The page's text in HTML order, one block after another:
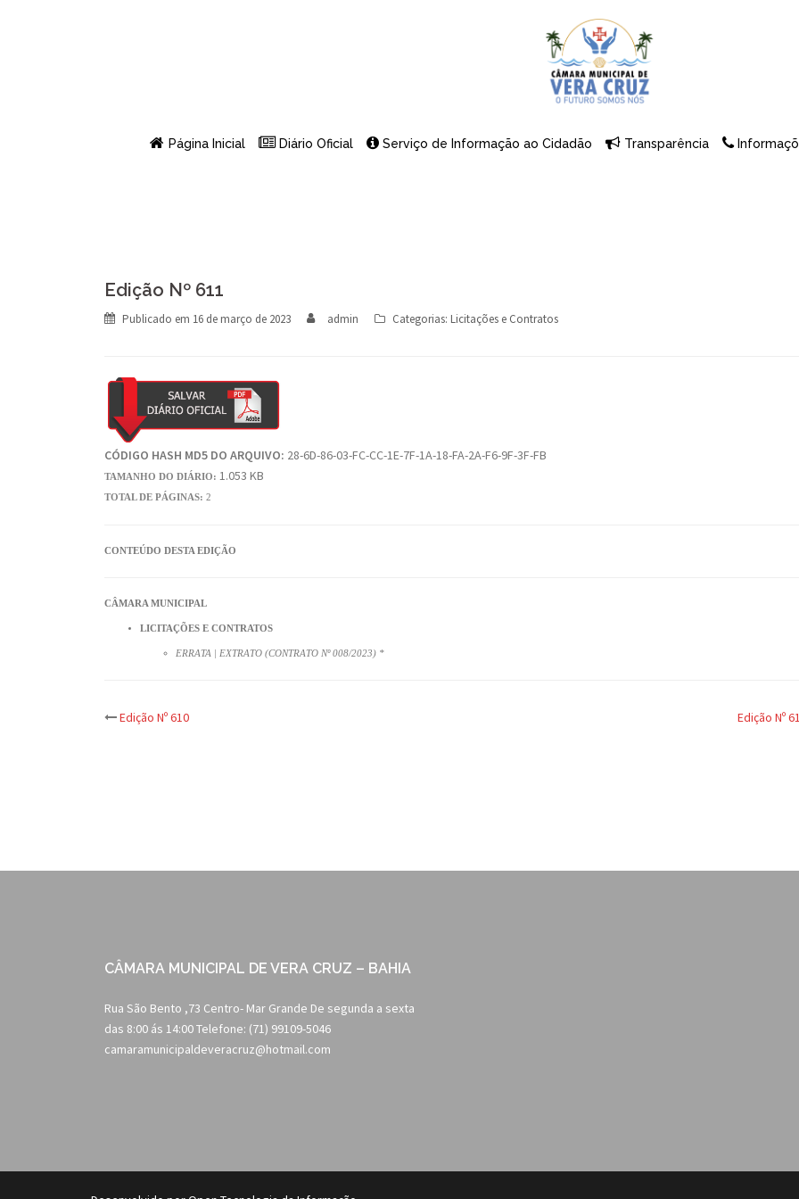
Página Inicial Diário Oficial Serviço de Informação ao Cidadão Transparência
Edição Nº 611
Publicado em 16 de março de 2023 admin Categorias: Licitações e Contratos
CÓDIGO HASH MD5 DO ARQUIVO: 28-6D-86-03-FC-CC-1E-7F-1A-18-FA-2A-F6-9F-3F-FB
TAMANHO DO DIÁRIO: 1.053 KB
TOTAL DE PÁGINAS: 2
CONTEÚDO DESTA EDIÇÃO
CÂMARA MUNICIPAL
LICITAÇÕES E CONTRATOS
ERRATA | EXTRATO (CONTRATO Nº 008/2023) *
Post
Edição Nº 610 Edição Nº
CÂMARA MUNICIPAL DE VERA CRUZ – BAHIA
Rua São Bento ,73 Centro- Mar Grande De segunda a sexta
das 8:00 ás 14:00 Telefone: (71) 99109-5046
camaramunicipaldeveracruz@hotmail.com